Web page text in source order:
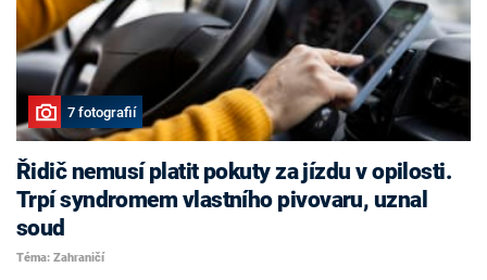
7 fotografií
Řidič nemusí platit pokuty za jízdu v opilosti.
Trpí syndromem vlastního pivovaru, uznal
soud
Téma: Zahraničí